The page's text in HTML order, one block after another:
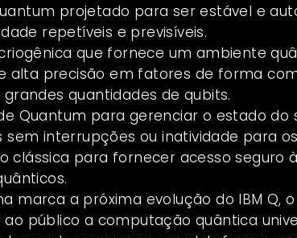
projetado para ser estável e
repetíveis e previsíveis.
que fornece um ambiente
alta precisão em fatores de forma
quantidades de qubits.
Quantum para gerenciar o estado do
sem interrupções ou inatividade para
clássica para fornecer acesso seguro
marca a próxima evolução do IBM Q,
público a computação quântica